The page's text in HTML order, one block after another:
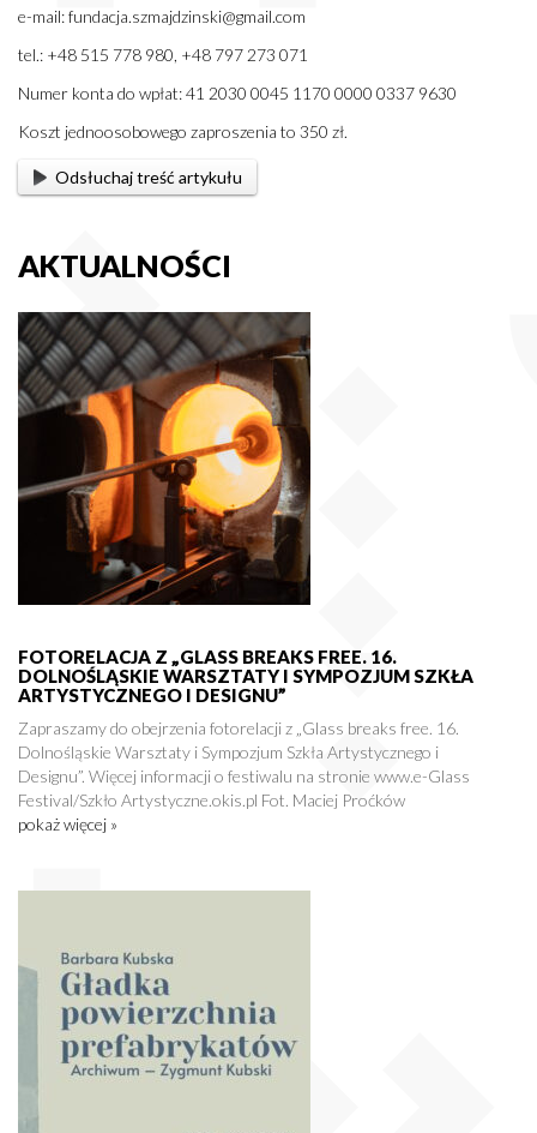
e-mail: fundacja.szmajdzinski@gmail.com
tel.: +48 515 778 980, +48 797 273 071
Numer konta do wpłat: 41 2030 0045 1170 0000 0337 9630
Koszt jednoosobowego zaproszenia to 350 zł.
Odsłuchaj treść artykułu
AKTUALNOŚCI
FOTORELACJA Z „GLASS BREAKS FREE. 16.
DOLNOŚLĄSKIE WARSZTATY I SYMPOZJUM SZKŁA
ARTYSTYCZNEGO I DESIGNU”
Zapraszamy do obejrzenia fotorelacji z „Glass breaks free. 16.
Dolnośląskie Warsztaty i Sympozjum Szkła Artystycznego i
Designu”. Więcej informacji o festiwalu na stronie www.e-Glass
Festival/Szkło Artystyczne.okis.pl Fot. Maciej Proćków
pokaż więcej »